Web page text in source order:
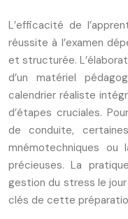
L’efficacité de
réussite à l’examen
et structurée.
d’un matériel
calendrier réaliste
d’étapes cruciales.
de conduite,
mnémotechniques
précieuses. La
gestion du stress le
clés de cette